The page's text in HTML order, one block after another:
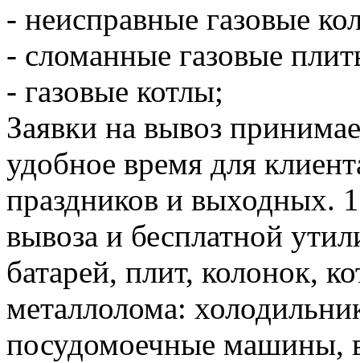
- неисправные газовые
- сломанные газовые
- газовые котлы;
Заявки на вывоз
удобное время для
праздников и выходных.
вывоза и бесплатной
батарей, плит, колонок,
металлолома:
посудомоечные машины,